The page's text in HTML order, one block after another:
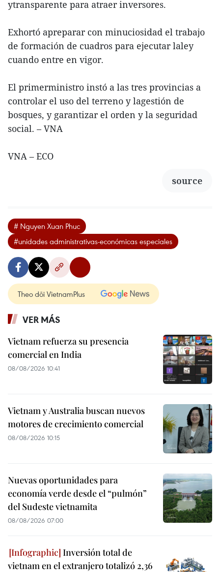
ytransparente para atraer inversores.
Exhortó apreparar con minuciosidad el trabajo
de formación de cuadros para ejecutar laley
cuando entre en vigor.
El primerministro instó a las tres provincias a
controlar el uso del terreno y lagestión de
bosques, y garantizar el orden y la seguridad
social. – VNA
VNA – ECO
source
# Nguyen Xuan Phuc
#unidades administrativas-económicas especiales
Theo dõi VietnamPlus
VER MÁS
Vietnam refuerza su presencia
comercial en India
08/08/2026 10:41
Vietnam y Australia buscan nuevos
motores de crecimiento comercial
08/08/2026 10:15
Nuevas oportunidades para
economía verde desde el “pulmón”
del Sudeste vietnamita
08/08/2026 07:00
Inversión total de
vietnam en el extranjero totalizó 2,36